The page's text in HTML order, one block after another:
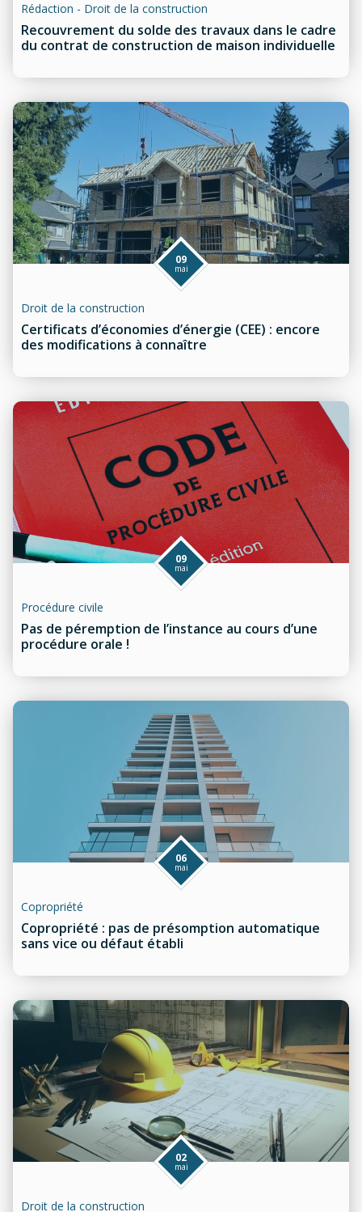
Recouvrement du solde des travaux dans le cadre
du contrat de construction de maison individuelle
Rédaction - Droit de la construction
Certificats d’économies d’énergie (CEE) : encore
des modifications à connaître
09
mai
Droit de la construction
Pas de péremption de l’instance au cours d’une
procédure orale !
09
mai
Procédure civile
Copropriété : pas de présomption automatique
sans vice ou défaut établi
06
mai
Copropriété
02
mai
Droit de la construction
Information sur les cookies
Nous avons recours à des cookies techniques pour
assurer le bon fonctionnement du site, nous utilisons
également des cookies soumis à votre consentement
pour collecter des statistiques de visite.
Cliquez ci-dessous sur « ACCEPTER » pour accepter le
dépôt de l'ensemble des cookies ou sur «
CONFIGURER » pour choisir quels cookies nécessitant
votre consentement seront déposés (cookies
statistiques), avant de continuer votre visite du site.
CONFIGURER REFUSER